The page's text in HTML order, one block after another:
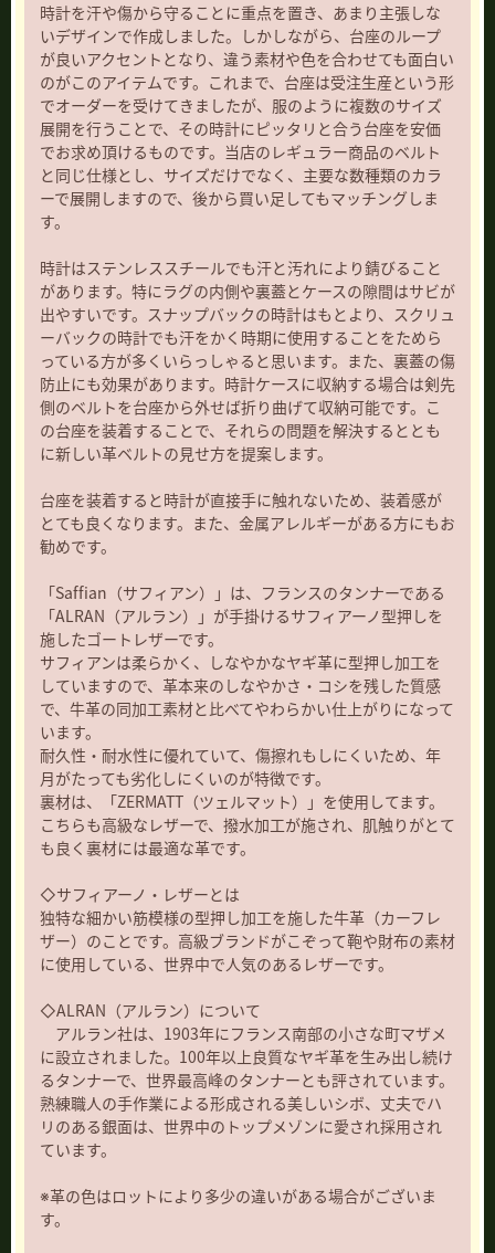
時計を汗や傷から守ることに重点を置き、あまり主張しな
いデザインで作成しました。しかしながら、台座のループ
が良いアクセントとなり、違う素材や色を合わせても面白い
のがこのアイテムです。これまで、台座は受注生産という形
でオーダーを受けてきましたが、服のように複数のサイズ
展開を行うことで、その時計にピッタリと合う台座を安価
でお求め頂けるものです。当店のレギュラー商品のベルト
と同じ仕様とし、サイズだけでなく、主要な数種類のカラ
ーで展開しますので、後から買い足してもマッチングしま
す。
時計はステンレススチールでも汗と汚れにより錆びること
があります。特にラグの内側や裏蓋とケースの隙間はサビが
出やすいです。スナップバックの時計はもとより、スクリュ
ーバックの時計でも汗をかく時期に使用することをためら
っている方が多くいらっしゃると思います。また、裏蓋の傷
防止にも効果があります。時計ケースに収納する場合は剣先
側のベルトを台座から外せば折り曲げて収納可能です。こ
の台座を装着することで、それらの問題を解決するととも
に新しい革ベルトの見せ方を提案します。
台座を装着すると時計が直接手に触れないため、装着感が
とても良くなります。また、金属アレルギーがある方にもお
勧めです。
「Saffian（サフィアン）」は、フランスのタンナーである
「ALRAN（アルラン）」が手掛けるサフィアーノ型押しを
施したゴートレザーです。
サフィアンは柔らかく、しなやかなヤギ革に型押し加工を
していますので、革本来のしなやかさ・コシを残した質感
で、牛革の同加工素材と比べてやわらかい仕上がりになって
います。
耐久性・耐水性に優れていて、傷擦れもしにくいため、年
月がたっても劣化しにくいのが特徴です。
裏材は、「ZERMATT（ツェルマット）」を使用してます。
こちらも高級なレザーで、撥水加工が施され、肌触りがとて
も良く裏材には最適な革です。
◇サフィアーノ・レザーとは
独特な細かい筋模様の型押し加工を施した牛革（カーフレ
ザー）のことです。高級ブランドがこぞって鞄や財布の素材
に使用している、世界中で人気のあるレザーです。
◇ALRAN（アルラン）について
アルラン社は、1903年にフランス南部の小さな町マザメ
に設立されました。100年以上良質なヤギ革を生み出し続け
るタンナーで、世界最高峰のタンナーとも評されています。
熟練職人の手作業による形成される美しいシボ、丈夫でハ
リのある銀面は、世界中のトップメゾンに愛され採用され
ています。
※革の色はロットにより多少の違いがある場合がございま
す。